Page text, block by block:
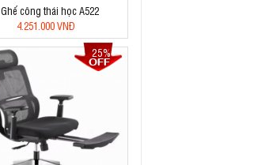
Ghế công thái học A522
4.251.000 VNĐ
25%